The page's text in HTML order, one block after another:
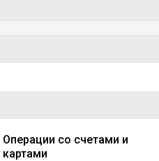
Операции со счетами и
картами